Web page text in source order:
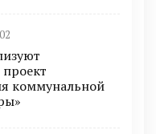
коммунальной